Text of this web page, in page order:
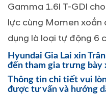
Gamma 1.6l T-GDI
lực cùng Momen
dụng là loại tự động 6
Hyundai Gia Lai xin
đến tham gia trưng bày
Thông tin chi tiết vui
được tư vấn và hướng